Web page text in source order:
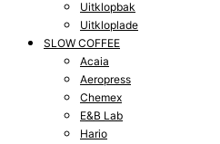
Uitklopbak
Uitkloplade
SLOW COFFEE
Acaia
Aeropress
Chemex
E&B Lab
Hario